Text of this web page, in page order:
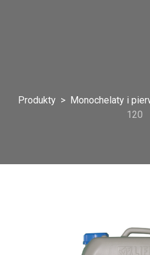
Produkty Monochelaty i
120